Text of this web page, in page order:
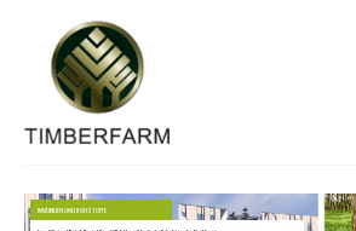
IMMOBILIEN UND ROHSTOFFE